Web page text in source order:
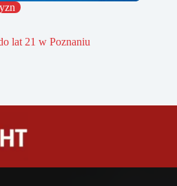
lat 21 w Poznaniu